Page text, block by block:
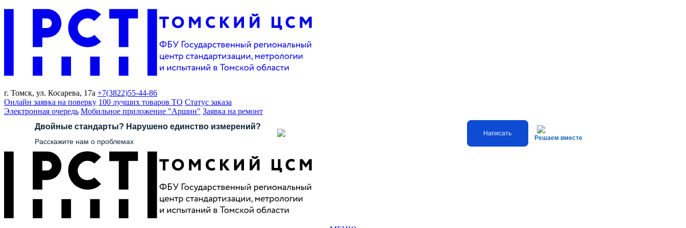
г. Томск, ул. Косарева, 17а +7(3822)55-44-86
Онлайн заявка на поверку 100 лучших товаров ТО Статус заказа
Электронная очередь Мобильное приложение "Аршин" Заявка на ремонт
Двойные стандарты? Нарушено единство измерений?
Расскажите нам о проблемах
Написать
Решаем вместе